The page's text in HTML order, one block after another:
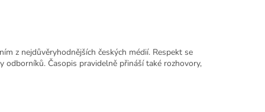
z nejdůvěryhodnějších českých médií. Respekt se
Časopis pravidelně přináší také rozhovory,